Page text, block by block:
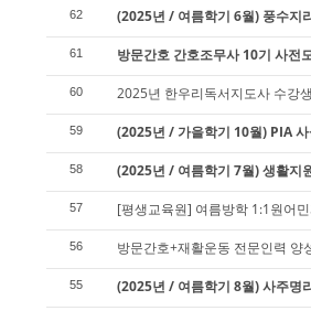
62 (2025년 / 여름학기 6월) 풍수지
61 방문간호 간호조무사 10기 사전
60 2025년 한우리독서지도사 수강
59 (2025년 / 가을학기 10월) PIA
58 (2025년 / 여름학기 7월) 생활지
57 [평생교육원] 여름방학 1:1원어
56 방문간호+재활운동 전문인력 양
55 (2025년 / 여름학기 8월) 사주명